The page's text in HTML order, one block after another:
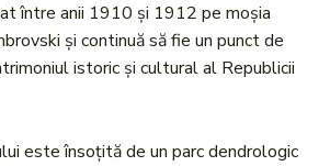
între anii 1910 și 1912 pe moșia
și continuă să fie un punct de
istoric și cultural al Republicii
este însoțită de un parc dendrologic